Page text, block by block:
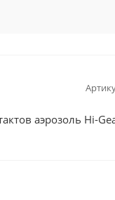
аэрозоль Hi-